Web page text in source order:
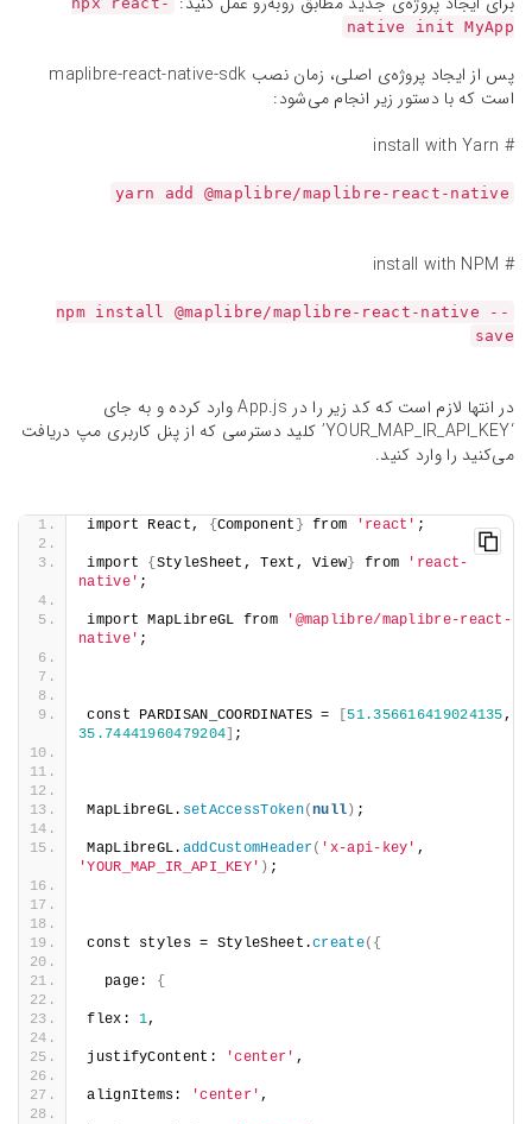
native init MyApp
پس از ایجاد پروژه‌ی اصلی، زمان نصب maplibre-react-native-sdk
است که با دستور زیر انجام می‌شود:
# install with Yarn
yarn add @maplibre/maplibre-react-native
# install with NPM
npm install @maplibre/maplibre-react-native --
save
در انتها لازم است که کد زیر را در App.js وارد کرده و به جای
‘YOUR_MAP_IR_API_KEY’ کلید دسترسی که از پنل کاربری مپ دریافت
می‌کنید را وارد کنید.
import React, { Component } from 'react' ;
import { StyleSheet, Text, View } from
'react-
native' ;
import MapLibreGL from
'@maplibre/maplibre-react-
native' ;
const PARDISAN_COORDINATES = 51.356616419024135
35.74441960479204
;
MapLibreGL. setAccessToken(null ) ;
MapLibreGL. addCustomHeader( 'x-api-key'
'YOUR_MAP_IR_API_KEY' ) ;
const styles = StyleSheet.create({
  page:
{
flex: 1,
justifyContent: 'center' ,
alignItems: 'center' ,